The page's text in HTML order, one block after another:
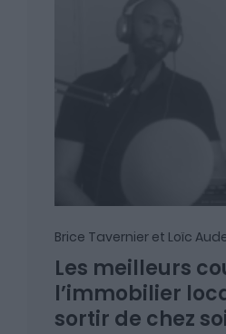
Brice Tavernier et Loïc
Les meilleurs
l’immobilier
sortir de chez